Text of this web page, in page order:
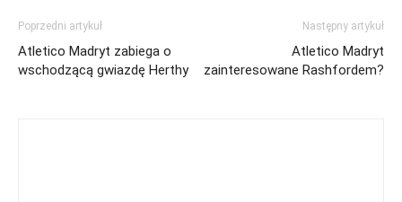
Poprzedni artykuł
Atletico Madryt zabiega o
wschodzącą gwiazdę Herthy
Następny artykuł
Atletico Madryt
zainteresowane Rashfordem?